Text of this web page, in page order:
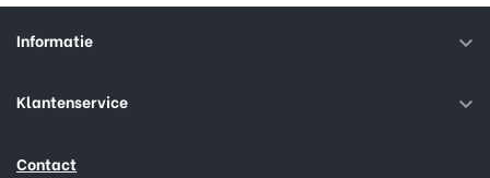
Informatie 
Klantenservice 
Contact